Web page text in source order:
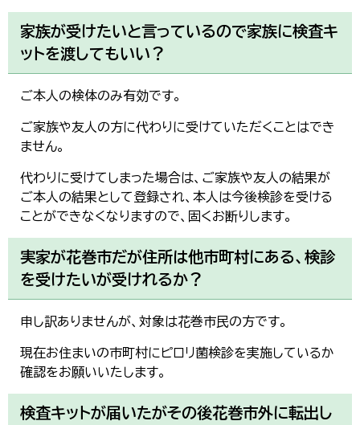
家族が受けたいと言っているので家族に検査キ
ットを渡してもいい？
ご本人の検体のみ有効です。
ご家族や友人の方に代わりに受けていただくことはでき
ません。
代わりに受けてしまった場合は、ご家族や友人の結果が
ご本人の結果として登録され、本人は今後検診を受ける
ことができなくなりますので、固くお断りします。
実家が花巻市だが住所は他市町村にある、検診
を受けたいが受けれるか？
申し訳ありませんが、対象は花巻市民の方です。
現在お住まいの市町村にピロリ菌検診を実施しているか
確認をお願いいたします。
検査キットが届いたがその後花巻市外に転出し